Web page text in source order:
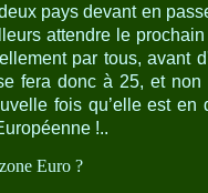
pays devant en
attendre le
par tous, avant
fera donc à 25, et
fois qu’elle est en
!..
Euro ?